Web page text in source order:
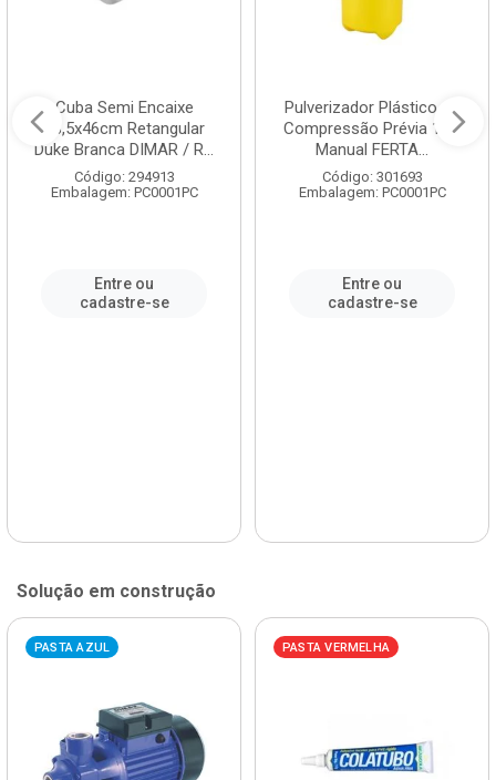
Cuba Semi Encaixe
58,5x46cm Retangular
Duke Branca DIMAR / R...
Código: 294913
Embalagem: PC0001PC
Entre ou
cadastre-se
Pulverizador Plástico de
Compressão Prévia 1,5L
Manual FERTA...
Código: 301693
Embalagem: PC0001PC
Entre ou
cadastre-se
Solução em construção
PASTA AZUL PASTA VERMELHA